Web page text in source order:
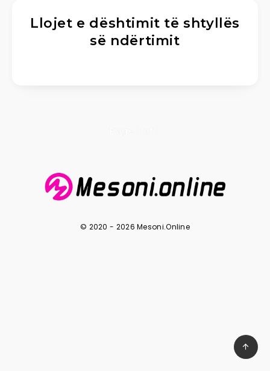
Llojet e dështimit të shtyllës
së ndërtimit
© 2020 - 2026 Mesoni.Online